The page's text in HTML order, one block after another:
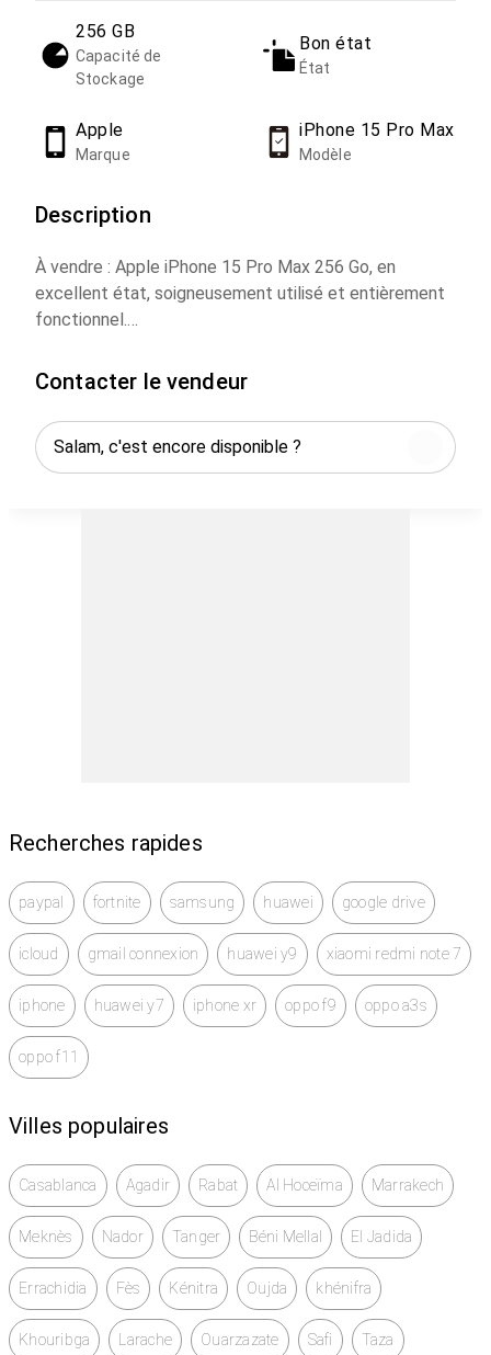
256 GB
Capacité de
Stockage
Bon état
État
Apple
Marque
iPhone 15 Pro Max
Modèle
Description
À vendre : Apple iPhone 15 Pro Max 256 Go, en
excellent état, soigneusement utilisé et entièrement
fonctionnel.
Capacité de la batterie : 88 %.
📦 Accessoires inclus originale
• AirPods Pro
• Coque Apple
Contacter le vendeur
Recherches rapides
paypal fortnite samsung huawei google drive
icloud gmail connexion huawei y9 xiaomi redmi note 7
iphone huawei y7 iphone xr oppo f9 oppo a3s
oppo f11
Villes populaires
Casablanca Agadir Rabat Al Hoceïma Marrakech
Meknès Nador Tanger Béni Mellal El Jadida
Errachidia Fès Kénitra Oujda khénifra
Khouribga Larache Ouarzazate Safi Taza